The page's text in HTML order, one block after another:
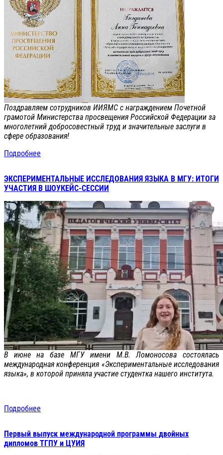
Поздравляем сотрудников ИИЯМС с награждением Почетной
грамотой Министерства просвещения Российской Федерации за
многолетний добросовестный труд и значительные заслуги в
сфере образования!
Подробнее
ЭКСПЕРИМЕНТАЛЬНЫЕ ИССЛЕДОВАНИЯ ЯЗЫКА В МГУ: ИТОГИ
УЧАСТИЯ В ШОУКЕЙС-СЕССИИ
В июне на базе МГУ имени М.В. Ломоносова состоялась
международная конференция «Экспериментальные исследования
языка», в которой приняла участие студентка нашего института.
Подробнее
Первый выпуск международной программы двойных
дипломов ТГПУ и ЦУИЯ